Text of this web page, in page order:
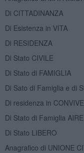
Di CITTADINANZA
Di Esistenza in VITA
Di RESIDENZA
Di Stato CIVILE
Di Stato di FAMIGLIA
Di Sato di Famiglia e di
Di residenza in
Di Stato di Famiglia AIRE
Di Stato LIBERO
Anagrafico di UNIONE